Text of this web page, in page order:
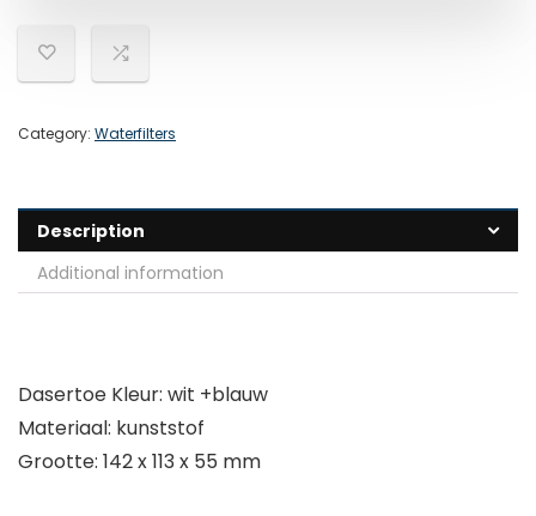
Category: Waterfilters
Description
Additional information
Dasertoe Kleur: wit +blauw
Materiaal: kunststof
Grootte: 142 x 113 x 55 mm